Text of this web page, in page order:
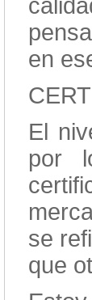
en
El
por
se
que